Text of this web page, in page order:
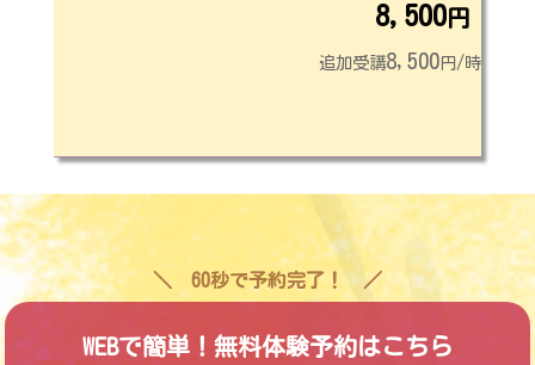
8,500 円
追加受講8,500円/時
60秒で予約完了！
WEBで簡単！無料体験予約はこちら